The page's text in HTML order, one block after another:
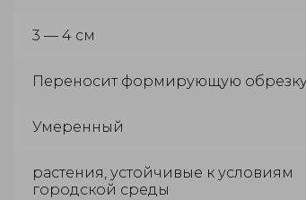
3 — 4 см
Переносит формирующую
Умеренный
растения, устойчивые к условиям
городской среды